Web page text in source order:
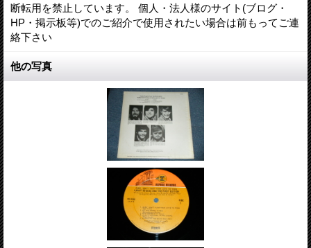
断転用を禁止しています。 個人・法人様のサイト(ブログ・
HP・掲示板等)でのご紹介で使用されたい場合は前もってご連
絡下さい
他の写真